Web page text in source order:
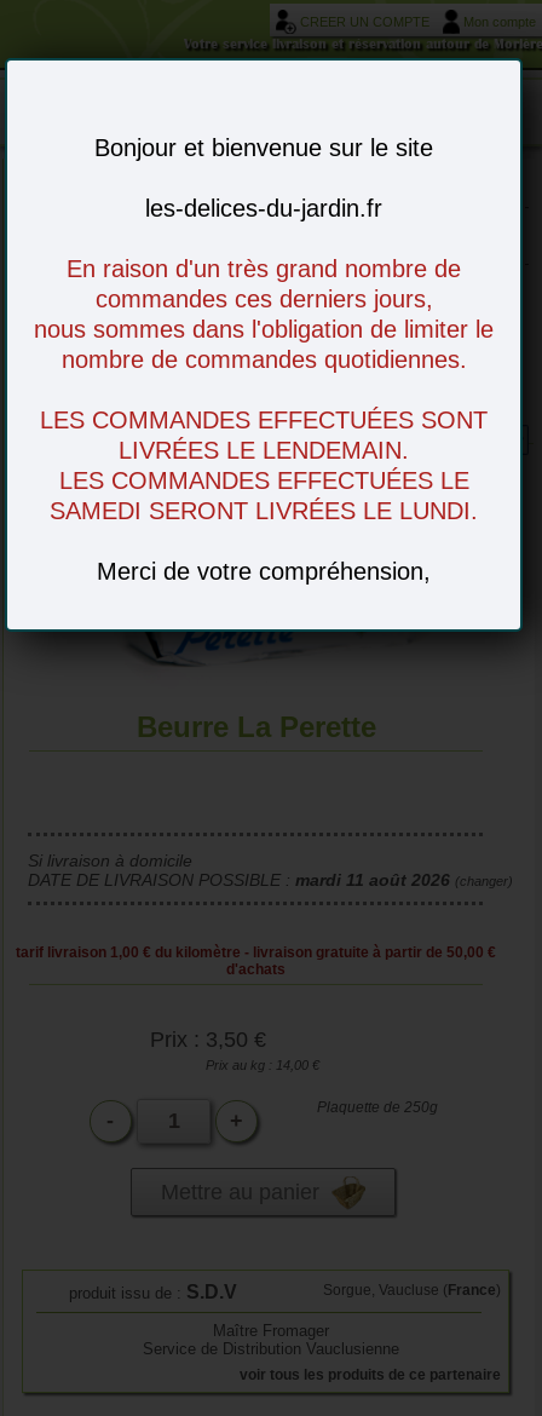
Bonjour et bienvenue sur le site
les-delices-du-jardin.fr
En raison d'un très grand nombre de
commandes ces derniers jours,
nous sommes dans l'obligation de limiter le
nombre de commandes quotidiennes.
LES COMMANDES EFFECTUÉES SONT
LIVRÉES LE LENDEMAIN.
LES COMMANDES EFFECTUÉES LE
SAMEDI SERONT LIVRÉES LE LUNDI.
Merci de votre compréhension,
CREER UN COMPTE
Mon compte
Votre service livraison et réservation autour de
Choisissez vos articles en ligne - à venir
Beurre La Perette
Beurre La Perette
Si livraison à domicile
DATE DE LIVRAISON POSSIBLE : mardi 11 août 2026 (changer)
tarif livraison 1,00 € du kilomètre - livraison gratuite à partir de 50,00 €
d'achats
Prix : 3,50 €
Prix au kg : 14,00 €
- +
Plaquette de 250g
Mettre au panier
produit issu de : S.D.V Sorgue, Vaucluse ( France)
Maître Fromager
Service de Distribution Vauclusienne
voir tous les produits de ce partenaire